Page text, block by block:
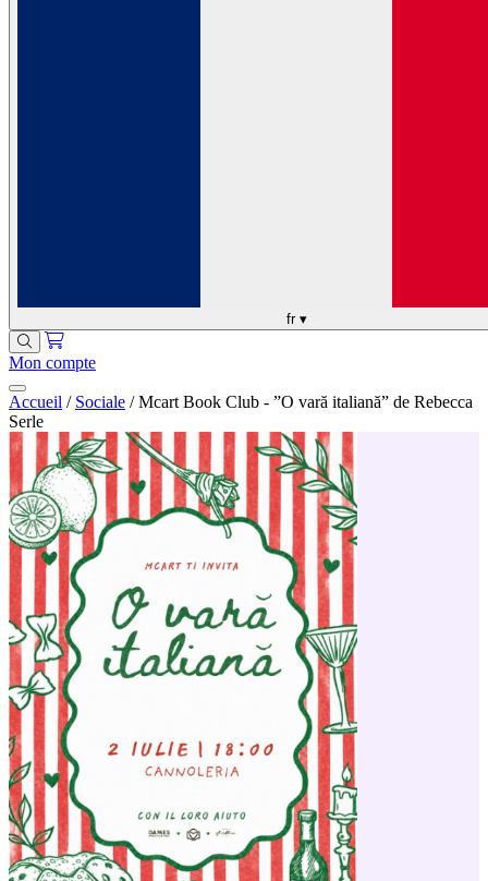
fr ▾
Mon compte
Accueil / Sociale / Mcart Book Club - ”O vară italiană” de Rebecca
Serle